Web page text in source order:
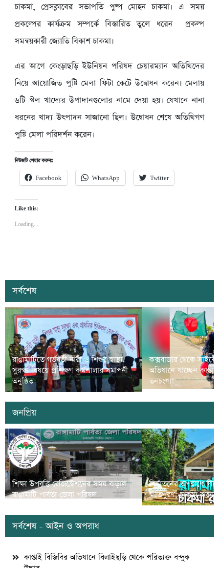
চাকমা, প্রেসক্লাবের সভাপতি পুষ্প মোহন চাকমা। এ সময়
প্রকল্পের কার্যক্রম সম্পর্কে বিস্তারিত তুলে ধরেন প্রকল্প
সমন্বয়কারী জ্যোতি বিকাশ চাকমা।
এর আগে কেংড়াছড়ি ইউনিয়ন পরিষদ চেয়ারম্যান অতিথিদের
নিয়ে আয়োজিত পুষ্টি মেলা ফিটা কেটে উদ্বোধন করেন। মেলায়
৬টি স্টল খাদ্যের উপাদানগুলোর নামে দেয়া হয়। যেখানে নানা
ধরনের খাদ্য উৎপাদন সাজানো ছিল। উদ্বোধন শেষে অতিথিগণ
পুষ্টি মেলা পরিদর্শন করেন।
নিউজটি শেয়ার করুনঃ
Facebook WhatsApp Twitter
Like this:
Loading...
সর্বশেষ
রাঙামাটিতে গর্ভবতী নারী ও শিশুর স্বাস্থ্য
সুরক্ষা বিষয়ে প্রশিক্ষণ কর্মশালার সমাপনী
অনুষ্ঠিত
কক্সবাজার থেকে
অভিযানে যাচ্ছেন
তনচংগ্যা
জনপ্রিয়
শিক্ষা উপবৃত্তি রেজিস্ট্রেশনের সময় বাড়াল
রাঙামাটি পার্বত্য জেলা পরিষদ
নির্যাতনের অপরাধে
ক্ষতিপুরণ; চাকমা
সর্বশেষ - আইন ও অপরাধ
কাপ্তাই বিজিবির অভিযানে বিলাইছড়ি থেকে পরিত্যক্ত বন্দুক